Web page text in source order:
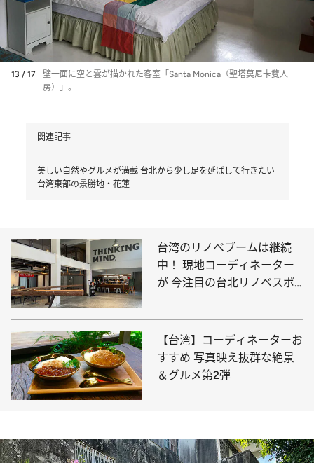
13 / 17
壁一面に空と雲が描かれた客室「Santa Monica（聖塔莫尼卡雙人
房）」。
関連記事
美しい自然やグルメが満載 台北から少し足を延ばして行きたい
台湾東部の景勝地・花蓮
台湾のリノベブームは継続
中！ 現地コーディネーター
が 今注目の台北リノベスポ
【台湾】コーディネーターお
すすめ 写真映え抜群な絶景
＆グルメ第2弾